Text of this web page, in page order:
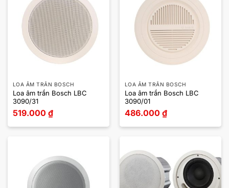
LOA ÂM TRẦN BOSCH
Loa âm trần Bosch LBC
3090/31
519.000 ₫
LOA ÂM TRẦN BOSCH
Loa âm trần Bosch LBC
3090/01
486.000 ₫